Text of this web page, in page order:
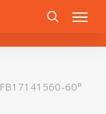
Menu
FB17141560-60°